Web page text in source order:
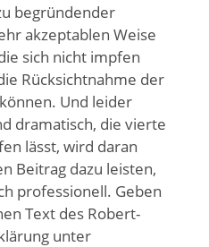
begründender
akzeptablen Weise
sich nicht impfen
Rücksichtnahme der
Und leider
dramatisch, die vierte
lässt, wird daran
Beitrag dazu leisten,
professionell. Geben
Text des Robert-
unter